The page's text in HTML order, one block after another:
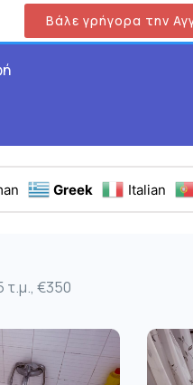
Βάλε γρήγορα την
Greek Italian
τ.μ., €350